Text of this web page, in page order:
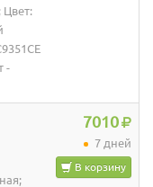
Цвет:
-
7010
7 дней
В корзину